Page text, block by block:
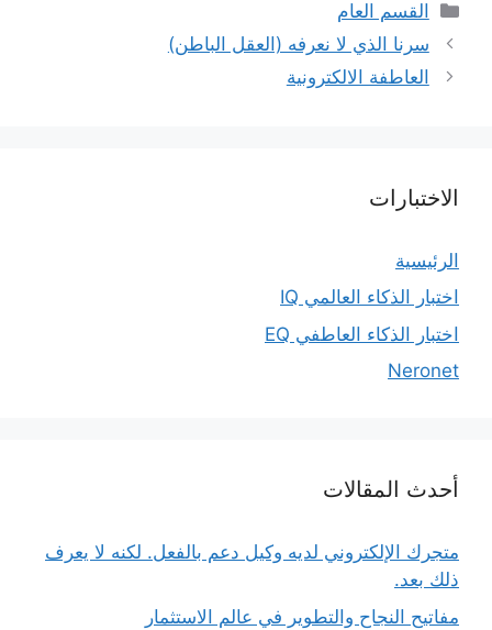
التصنيفات
القسم العام
سرنا الذي لا نعرفه (العقل الباطن)
العاطفة الالكترونية
الاختبارات
الرئيسية
اختبار الذكاء العالمي IQ
اختبار الذكاء العاطفي EQ
Neronet
أحدث المقالات
متجرك الإلكتروني لديه وكيل دعم بالفعل. لكنه لا يعرف
ذلك بعد.
مفاتيح النجاح والتطوير في عالم الاستثمار